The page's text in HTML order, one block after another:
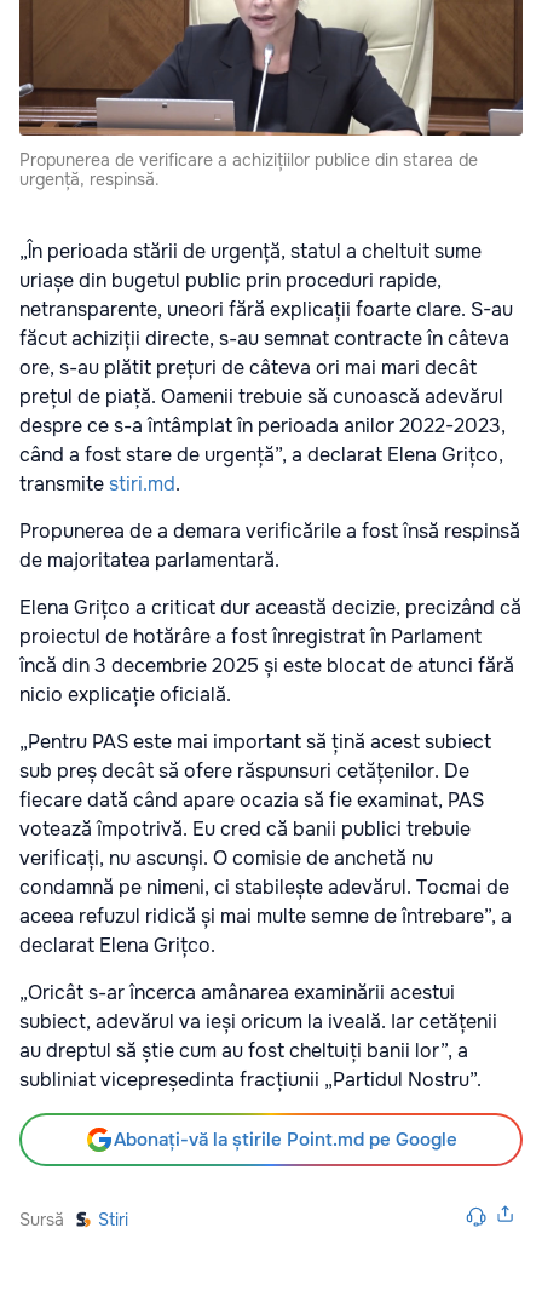
Propunerea de verificare a achizițiilor publice din starea de
urgență, respinsă.
„În perioada stării de urgență, statul a cheltuit sume
uriașe din bugetul public prin proceduri rapide,
netransparente, uneori fără explicații foarte clare. S-au
făcut achiziții directe, s-au semnat contracte în câteva
ore, s-au plătit prețuri de câteva ori mai mari decât
prețul de piață. Oamenii trebuie să cunoască adevărul
despre ce s-a întâmplat în perioada anilor 2022-2023,
când a fost stare de urgență”, a declarat Elena Grițco,
transmitestiri.md.
Propunerea de a demara verificările a fost însă respinsă
de majoritatea parlamentară.
Elena Grițco a criticat dur această decizie, precizând că
proiectul de hotărâre a fost înregistrat în Parlament
încă din 3 decembrie 2025 și este blocat de atunci fără
nicio explicație oficială.
„Pentru PAS este mai important să țină acest subiect
sub preș decât să ofere răspunsuri cetățenilor. De
fiecare dată când apare ocazia să fie examinat, PAS
votează împotrivă. Eu cred că banii publici trebuie
verificați, nu ascunși. O comisie de anchetă nu
condamnă pe nimeni, ci stabilește adevărul. Tocmai de
aceea refuzul ridică și mai multe semne de întrebare”, a
declarat Elena Grițco.
„Oricât s-ar încerca amânarea examinării acestui
subiect, adevărul va ieși oricum la iveală. Iar cetățenii
au dreptul să știe cum au fost cheltuiți banii lor”, a
subliniat vicepreședinta fracțiunii „Partidul Nostru”.
Abonați-vă la știrile Point.md pe Google
Sursă Stiri